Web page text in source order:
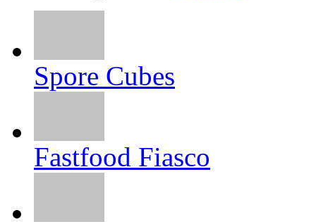
Spore Cubes
Fastfood Fiasco